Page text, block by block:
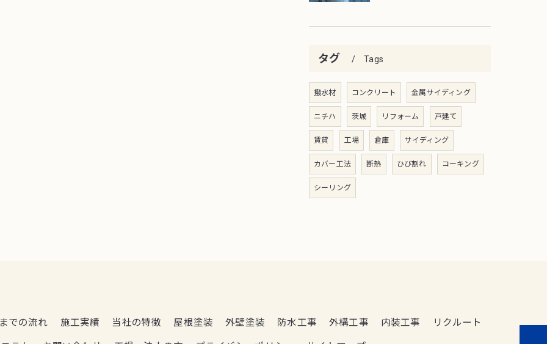
タグ Tags
撥水材 コンクリート 金属サイディング
ニチハ 茨城 リフォーム 戸建て
賃貸 工場 倉庫 サイディング
カバー工法 断熱 ひび割れ コーキング
シーリング
での流れ 施工実績 当社の特徴 屋根塗装 外壁塗装 防水工事 外構工事 内装工事 リクルート